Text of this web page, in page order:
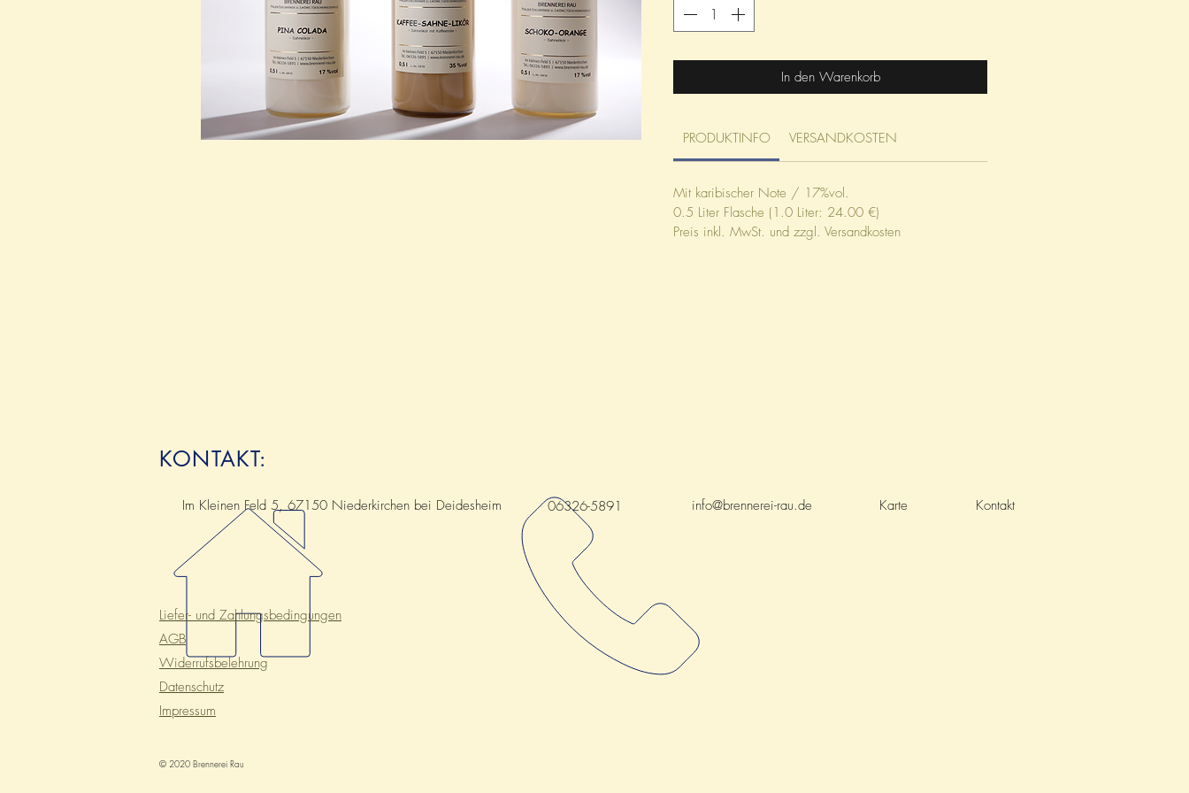
Liter
In den Warenkorb
PRODUKTINFO VERSANDKOSTEN
Mit karibischer Note / 17%vol.
0.5 Liter Flasche (1.0 Liter: 24.00 €)
Preis inkl. MwSt. und zzgl. Versandkosten
KONTAKT:
Im Kleinen Feld 5, 67150 Niederkirchen bei Deidesheim 06326-5891 info@brennerei-rau.de Karte Kontakt
Liefer- und Zahlungsbedingungen
AGB
Widerrufsbelehrung
Datenschutz
Impressum
© 2020 Brennerei Rau